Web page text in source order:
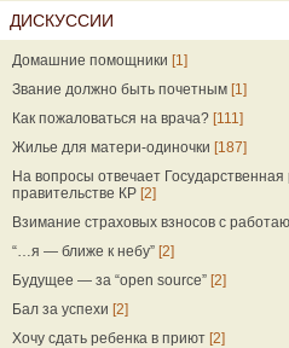
ДИСКУССИИ
Домашние помощники [1]
Звание должно быть почетным [1]
Как пожаловаться на врача? [111]
Жилье для матери-одиночки [187]
На вопросы отвечает
правительстве КР [2]
Взимание страховых взносов с
“…я — ближе к небу” [2]
Будущее — за “open source” [2]
Бал за успехи [2]
Хочу сдать ребенка в приют [2]